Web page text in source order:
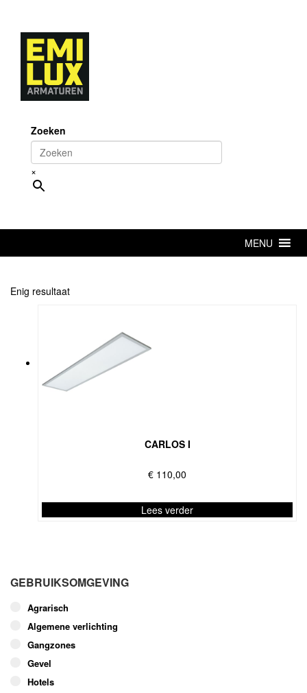
content
Zoeken
×
MENU
Enig resultaat
CARLOS I
€ 110,00
Lees verder
variaties.
optie
kan
gekozen
worden
op
GEBRUIKSOMGEVING
Agrarisch
Algemene verlichting
Gangzones
Gevel
Hotels